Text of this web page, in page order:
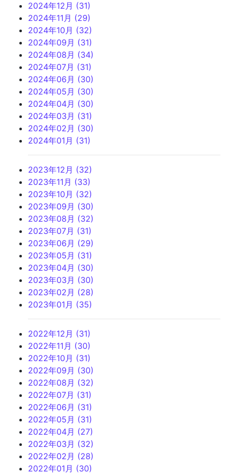
2024年12月 (31)
2024年11月 (29)
2024年10月 (32)
2024年09月 (31)
2024年08月 (34)
2024年07月 (31)
2024年06月 (30)
2024年05月 (30)
2024年04月 (30)
2024年03月 (31)
2024年02月 (30)
2024年01月 (31)
2023年12月 (32)
2023年11月 (33)
2023年10月 (32)
2023年09月 (30)
2023年08月 (32)
2023年07月 (31)
2023年06月 (29)
2023年05月 (31)
2023年04月 (30)
2023年03月 (30)
2023年02月 (28)
2023年01月 (35)
2022年12月 (31)
2022年11月 (30)
2022年10月 (31)
2022年09月 (30)
2022年08月 (32)
2022年07月 (31)
2022年06月 (31)
2022年05月 (31)
2022年04月 (27)
2022年03月 (32)
2022年02月 (28)
2022年01月 (30)